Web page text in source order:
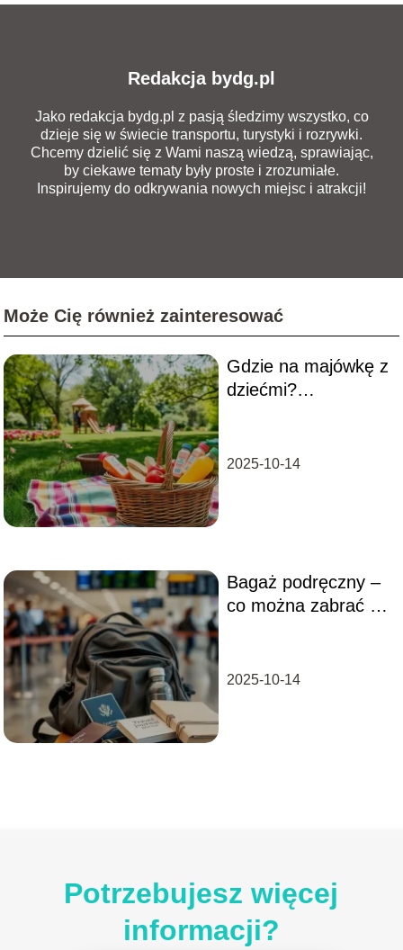
Redakcja bydg.pl
Jako redakcja bydg.pl z pasją śledzimy wszystko, co
dzieje się w świecie transportu, turystyki i rozrywki.
Chcemy dzielić się z Wami naszą wiedzą, sprawiając,
by ciekawe tematy były proste i zrozumiałe.
Inspirujemy do odkrywania nowych miejsc i atrakcji!
Może Cię również zainteresować
Gdzie na majówkę z
dziećmi?
2025-10-14
Bagaż podręczny –
co można zabrać na
2025-10-14
Potrzebujesz więcej
informacji?